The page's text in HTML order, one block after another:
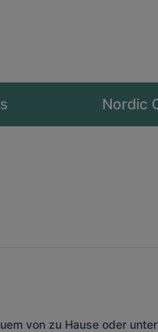
Nordic
von zu Hause oder